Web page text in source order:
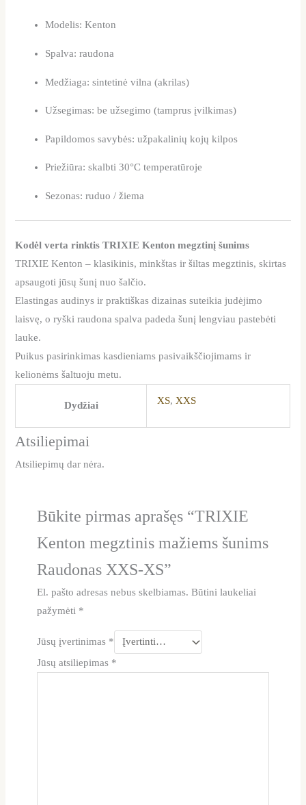
Modelis: Kenton
Spalva: raudona
Medžiaga: sintetinė vilna (akrilas)
Užsegimas: be užsegimo (tamprus įvilkimas)
Papildomos savybės: užpakalinių kojų kilpos
Priežiūra: skalbti 30°C temperatūroje
Sezonas: ruduo / žiema
Kodėl verta rinktis TRIXIE Kenton megztinį šunims
TRIXIE Kenton – klasikinis, minkštas ir šiltas megztinis, skirtas
apsaugoti jūsų šunį nuo šalčio.
Elastingas audinys ir praktiškas dizainas suteikia judėjimo
laisvę, o ryški raudona spalva padeda šunį lengviau pastebėti
lauke.
Puikus pasirinkimas kasdieniams pasivaikščiojimams ir
kelionėms šaltuoju metu.
Dydžiai XS, XXS
Atsiliepimai
Atsiliepimų dar nėra.
Būkite pirmas aprašęs “TRIXIE
Kenton megztinis mažiems šunims
Raudonas XXS-XS”
El. pašto adresas nebus skelbiamas. Būtini laukeliai
pažymėti *
Jūsų įvertinimas *
Jūsų atsiliepimas *